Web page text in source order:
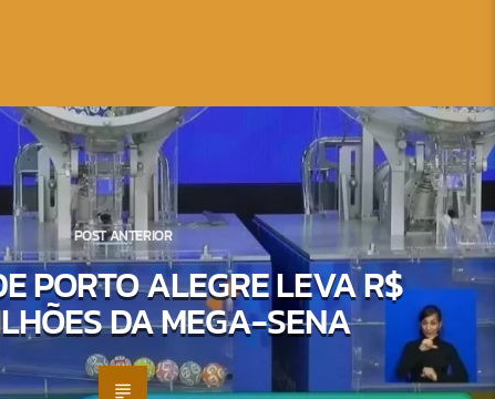
POST ANTERIOR
PORTO ALEGRE LEVA R$
DA MEGA-SENA